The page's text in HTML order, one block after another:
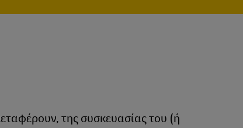
της συσκευασίας του (ή